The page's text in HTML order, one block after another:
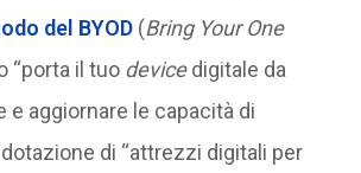
del BYOD(Bring Your One
“porta il tuo devicedigitale da
e aggiornare le capacità di
di “attrezzi digitali per